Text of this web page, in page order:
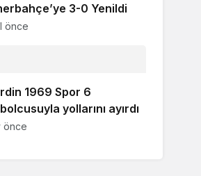
3-0 Yenildi
önce
1969 Spor 6
yollarını ayırdı
önce